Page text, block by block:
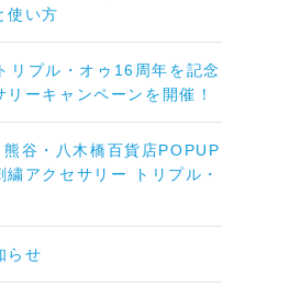
使い方
リプル・オゥ16周年を記念
リーキャンペーンを開催！
谷・八木橋百貨店POPUP
繍アクセサリー トリプル・
らせ